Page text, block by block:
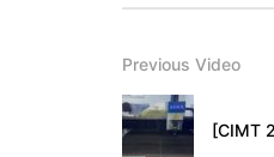
Previous Video
[CIMT